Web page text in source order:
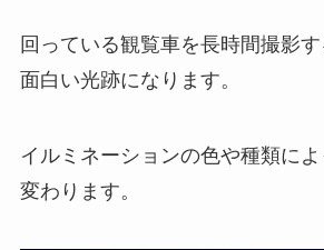
回っている観覧車を長時間撮影
面白い光跡になります。
イルミネーションの色や種類に
変わります。